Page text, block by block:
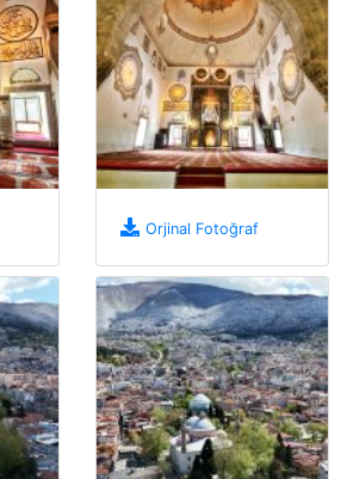
Orjinal Fotoğraf